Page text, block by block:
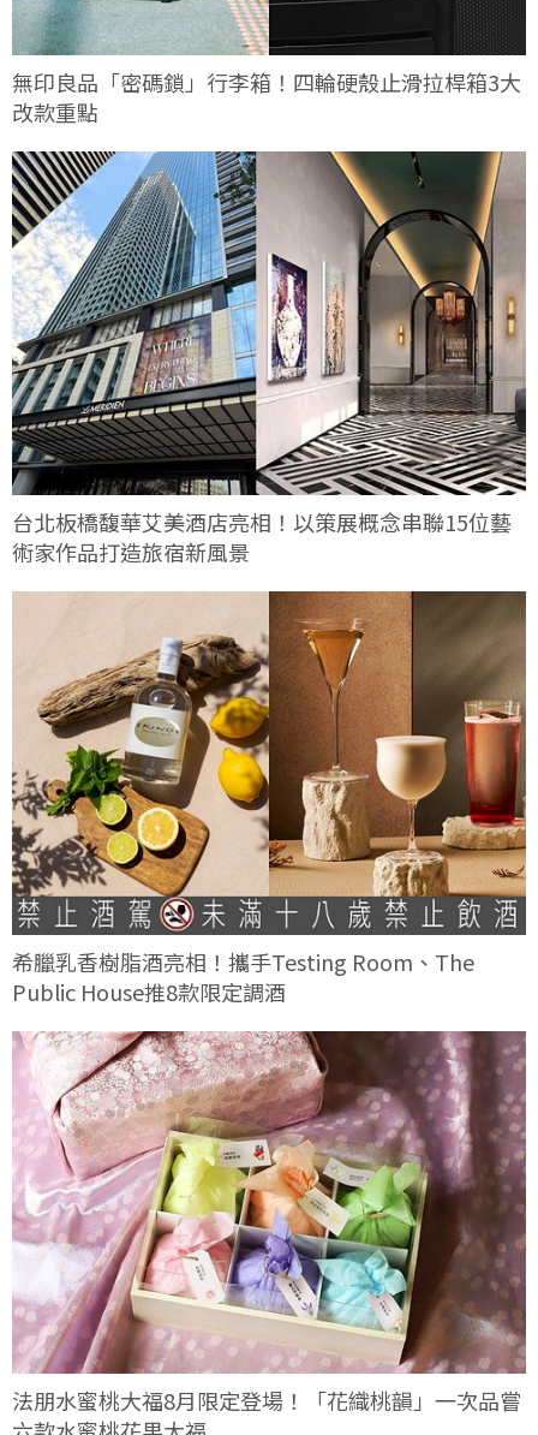
無印良品「密碼鎖」行李箱！四輪硬殼止滑拉桿箱3大
改款重點
台北板橋馥華艾美酒店亮相！以策展概念串聯15位藝
術家作品打造旅宿新風景
希臘乳香樹脂酒亮相！攜手Testing Room、The
Public House推8款限定調酒
法朋水蜜桃大福8月限定登場！「花織桃韻」一次品嘗